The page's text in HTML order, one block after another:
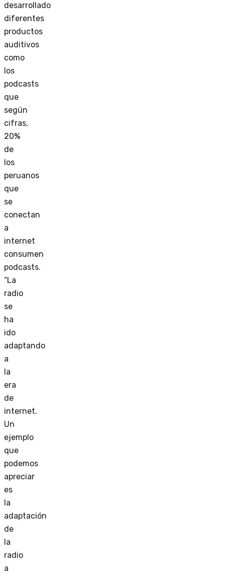
desarrollado
diferentes
productos
auditivos
como
los
podcasts
que
según
cifras,
20%
de
los
peruanos
que
se
conectan
a
internet
consumen
podcasts.
“La
radio
se
ha
ido
adaptando
a
la
era
de
internet.
Un
ejemplo
que
podemos
apreciar
es
la
adaptación
de
la
radio
a